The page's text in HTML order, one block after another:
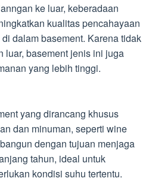
ke luar, keberadaan
kualitas pencahayaan
dalam basement. Karena tidak
luar, basement jenis ini juga
yang lebih tinggi.
yang dirancang khusus
dan minuman, seperti wine
dengan tujuan menjaga
tahun, ideal untuk
kondisi suhu tertentu.